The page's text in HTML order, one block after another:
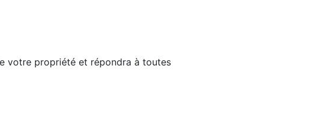
votre propriété et répondra à toutes